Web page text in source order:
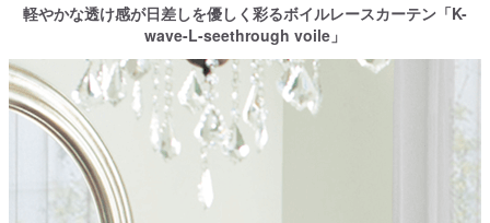
紫外線カットレース パステルカラーのレースカーテン「K-wave-L-seethrough
軽やかな透け感が日差しを優しく彩るボイルレースカーテン「K-
wave-L-seethrough voile」